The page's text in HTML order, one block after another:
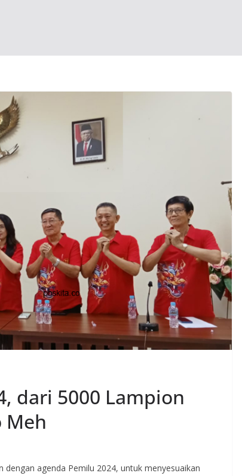
dari 5000 Lampion
Meh
dengan agenda Pemilu 2024, untuk menyesuaikan